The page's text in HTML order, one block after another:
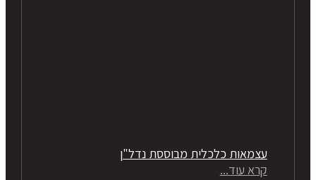
עצמאות כלכלית מבוססת נדל"ן
קרא עוד...